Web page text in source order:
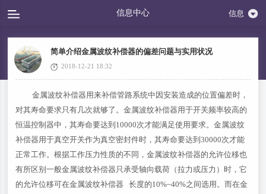
信息中心 信息
简单介绍金属波纹补偿器的偏差问题与实用状况
2018-12-21 18:32
金属波纹补偿器用来补偿管路系统中因安装造成的位置偏差时，
对其寿命要求只有几次就够了。金属波纹补偿器用于开关频率较高的
恒温控制器中，其寿命要达到10000次才能满足使用要求。金属波纹
补偿器用于真空开关作为真空密封件时，其寿命要达到30000次才能
正常工作。根据工作压力性质的不同，金属波纹补偿器的允许位移也
有所区别一般金属波纹补偿器只承受轴向载荷（拉力或压力）时，它
的允许位移可在金属波纹补偿器 长度的10%~40%之间选用。而在金